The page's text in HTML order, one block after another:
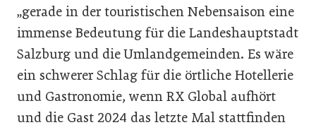
„gerade in der touristischen Nebensaison eine
immense Bedeutung für die Landeshauptstadt
Salzburg und die Umlandgemeinden. Es wäre
ein schwerer Schlag für die örtliche Hotellerie
und Gastronomie, wenn RX Global aufhört
und die Gast 2024 das letzte Mal stattfinden